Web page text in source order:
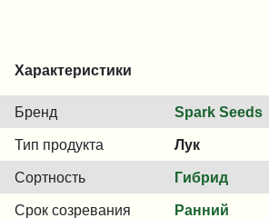
Характеристики
Бренд Spark Seeds
Тип продукта Лук
Сортность Гибрид
Срок созревания Ранний